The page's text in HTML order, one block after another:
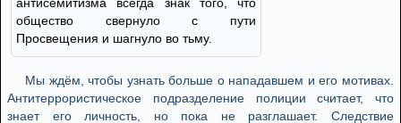
общество свернуло с пути
Просвещения и шагнуло во тьму.
Мы ждём, чтобы узнать больше о нападавшем и его мотивах.
Антитеррористическое подразделение полиции считает, что
знает его личность, но пока не разглашает. Следствие